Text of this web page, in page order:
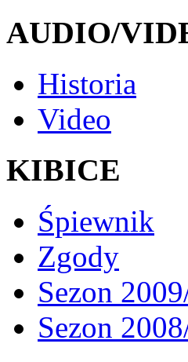
AUDIO/
Historia
Video
KIBICE
Śpiewnik
Zgody
Sezon
Sezon